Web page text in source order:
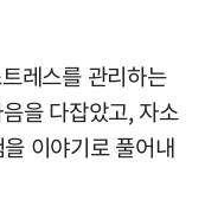
레스를 관리하는
을 다잡았고, 자소
이야기로 풀어내